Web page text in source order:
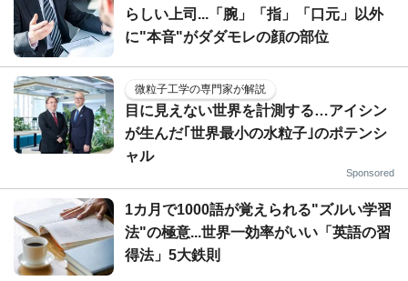
らしい上司...「腕」「指」「口元」以外
に"本音"がダダモレの顔の部位
微粒子工学の専門家が解説
目に見えない世界を計測する…アイシン
が生んだ｢世界最小の水粒子｣のポテンシ
ャル
Sponsored
1カ月で1000語が覚えられる"ズルい学習
法"の極意...世界一効率がいい「英語の習
得法」5大鉄則